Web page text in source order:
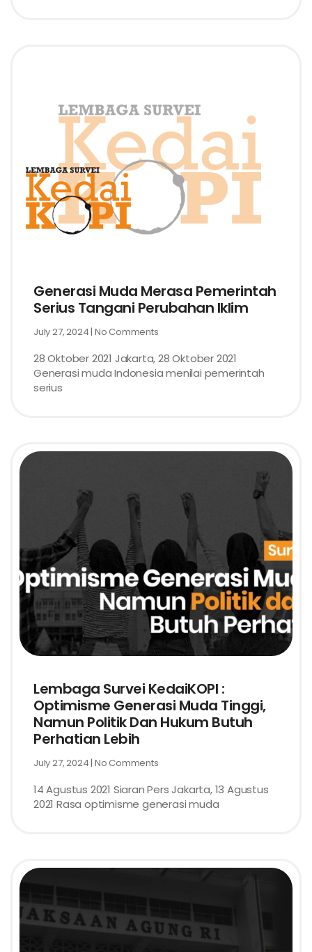
Generasi Muda Merasa Pemerintah
Serius Tangani Perubahan Iklim
July 27, 2024 No Comments
28 Oktober 2021 Jakarta, 28 Oktober 2021
Generasi muda Indonesia menilai pemerintah
serius
Lembaga Survei KedaiKOPI :
Optimisme Generasi Muda Tinggi,
Namun Politik Dan Hukum Butuh
Perhatian Lebih
July 27, 2024 No Comments
14 Agustus 2021 Siaran Pers Jakarta, 13 Agustus
2021 Rasa optimisme generasi muda